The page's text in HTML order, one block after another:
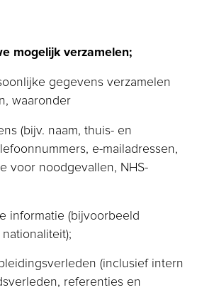
mogelijk verzamelen;
gegevens verzamelen
waaronder
(bijv. naam, thuis- en
e-mailadressen,
voor noodgevallen, NHS-
informatie (bijvoorbeeld
(inclusief intern
referenties en